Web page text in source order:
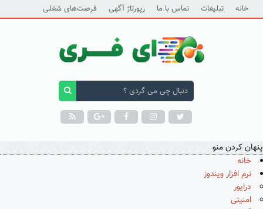
خانه تبلیغات تماس با ما رپورتاژ آگهی فرصت‌های شغلی
پنهان کردن منو
خانه
نرم افزار ویندوز
درایور
امنیتی